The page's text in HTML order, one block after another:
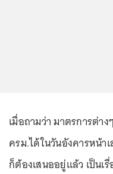
เมื่อถามว่า มาตรการต่า
ครม.ได้ในวันอังคารหน้า
ก็ต้องเสนออยู่แล้ว เป็นเ